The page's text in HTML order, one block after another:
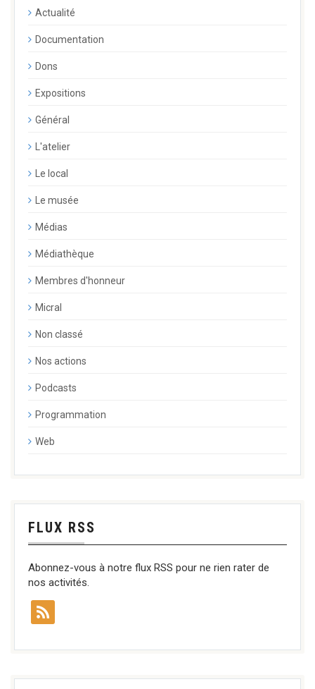
Actualité
Documentation
Dons
Expositions
Général
L'atelier
Le local
Le musée
Médias
Médiathèque
Membres d'honneur
Micral
Non classé
Nos actions
Podcasts
Programmation
Web
FLUX RSS
Abonnez-vous à notre flux RSS pour ne rien rater de
nos activités.